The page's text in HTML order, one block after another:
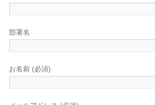
部署名
お名前 (必須)